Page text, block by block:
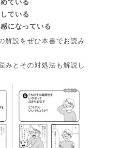
ている
ている
になっている
解説をぜひ本書でお読み
みとその対処法も解説し